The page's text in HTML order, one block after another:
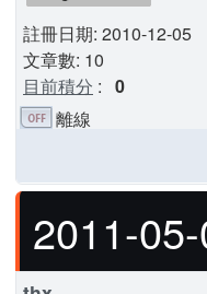
註冊日期: 2010-12-05
文章數: 10
目前積分 : 0
離線
2011-